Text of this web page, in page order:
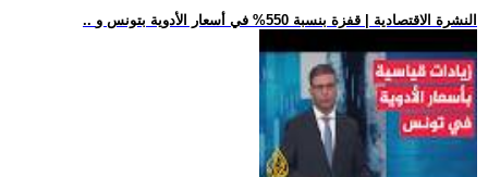
.. النشرة الاقتصادية | قفزة بنسبة 550% في أسعار الأدوية بتونس و